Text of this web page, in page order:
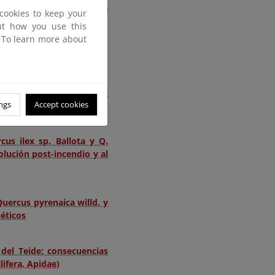
de Ordesa y Monte
Nacionales
de Aigüestortes i
ilex sp. Ballota y Q.
post-incendio y al
pyrenaica willd. y
Teide: consecuencias
Apidae)
to keep your
how you use this
learn more about
Accept cookies